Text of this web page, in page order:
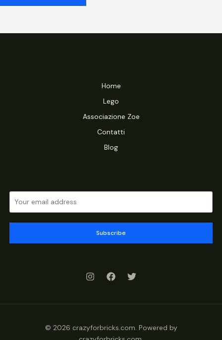
Home
Lego
Associazione Zoe
Contatti
Blog
Subscribe
© 2026 crazyforbricks.com. Powered by